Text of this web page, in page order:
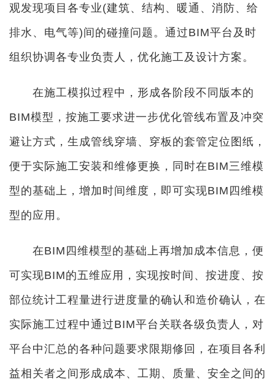
观发现项目各专业(建筑、结构、暖通、消防、给
排水、电气等)间的碰撞问题。通过BIM平台及时
组织协调各专业负责人，优化施工及设计方案。
在施工模拟过程中，形成各阶段不同版本的
BIM模型，按施工要求进一步优化管线布置及冲突
避让方式，生成管线穿墙、穿板的套管定位图纸，
便于实际施工安装和维修更换，同时在BIM三维模
型的基础上，增加时间维度，即可实现BIM四维模
型的应用。
在BIM四维模型的基础上再增加成本信息，便
可实现BIM的五维应用，实现按时间、按进度、按
部位统计工程量进行进度量的确认和造价确认，在
实际施工过程中通过BIM平台关联各级负责人，对
平台中汇总的各种问题要求限期修回，在项目各利
益相关者之间形成成本、工期、质量、安全之间的